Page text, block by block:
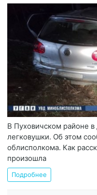
В Пуховичском районе
легковушки. Об этом
облисполкома. Как
произошла
Подробнее